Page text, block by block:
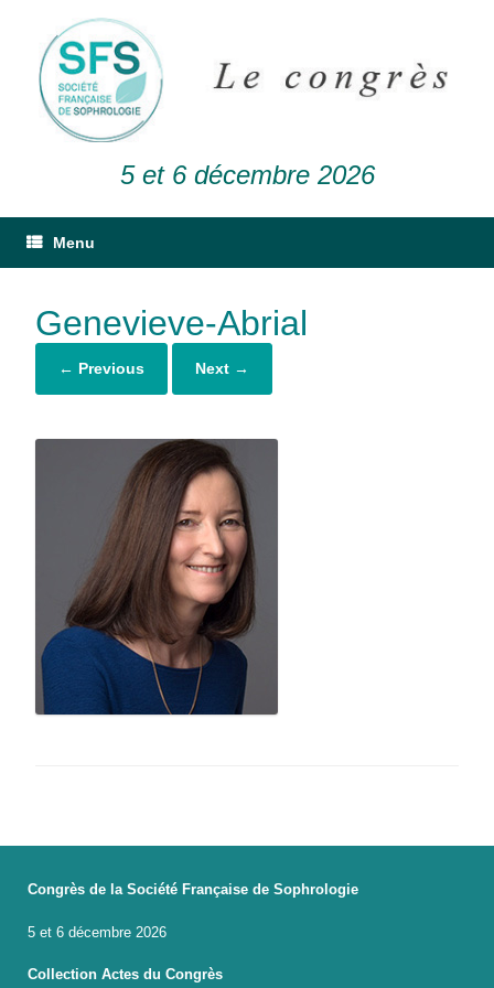
5 et 6 décembre 2026
Menu
Genevieve-Abrial
← Previous Next →
Congrès de la Société Française de Sophrologie
5 et 6 décembre 2026
Collection Actes du Congrès